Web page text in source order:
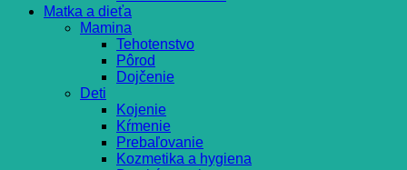
Matka a dieťa
Mamina
Tehotenstvo
Pôrod
Dojčenie
Deti
Kojenie
Kŕmenie
Prebaľovanie
Kozmetika a hygiena